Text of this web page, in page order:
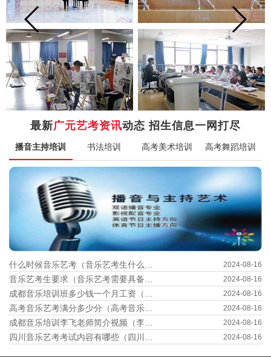
最新广元艺考资讯动态 招生信息一网打尽
播音主持培训 书法培训 高考美术培训 高考舞蹈培训
什么时候音乐艺考（音乐艺考生什么时候考试） 2024-08-16
音乐艺考生要求（音乐艺考需要具备哪些条件） 2024-08-16
成都音乐培训班多少钱一个月工资（成都 音乐培训） 2024-08-16
高考音乐艺考满分多少分（高考音乐艺考满分多少分数） 2024-08-16
成都音乐培训李飞老师简介视频（李飞cd） 2024-08-16
四川音乐艺考考试内容有哪些（四川音乐艺考时间查询） 2024-08-16